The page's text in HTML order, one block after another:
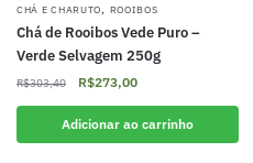
CHÁ E CHARUTO, ROOIBOS
Chá de Rooibos Vede Puro –
Verde Selvagem 250g
R$303,40
O
original
era:
R$273,00O
atual
é:
Adicionar ao carrinho